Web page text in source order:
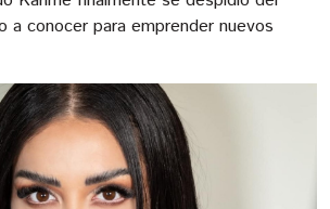
a conocer para emprender nuevos